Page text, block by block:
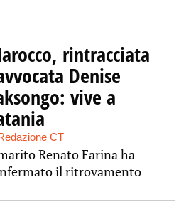
rintracciata
Denise
vive a
CT
Renato Farina ha
il ritrovamento